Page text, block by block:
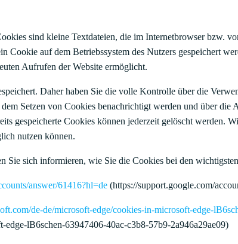
sind kleine Textdateien, die im Internetbrowser bzw.
Cookie auf dem Betriebssystem des Nutzers gespeichert
Aufrufen der Website ermöglicht.
Daher haben Sie die volle Kontrolle über die
Setzen von Cookies benachrichtigt werden und über
gespeicherte Cookies können jederzeit gelöscht werden.
nutzen können.
Sie sich informieren, wie Sie die Cookies bei den
answer/61416?hl=de (https://support.google.com/
de-de/microsoft-edge/cookies-in-microsoft-edge-
lB6schen-63947406-40ac-c3b8-57b9-2a946a29ae09)